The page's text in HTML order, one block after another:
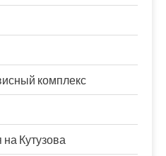
комплекс
Кутузова